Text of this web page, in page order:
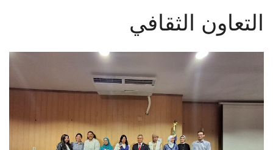
الأنظمة الذكية
الإعلام
تواصل معنا
التعاون الثقافي